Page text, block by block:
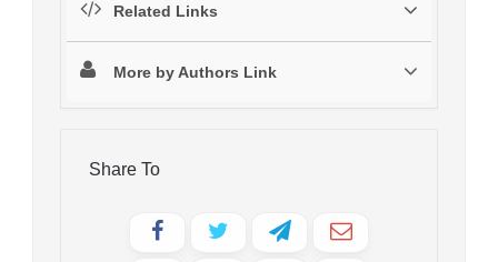
Related Links
More by Authors Link
Share To